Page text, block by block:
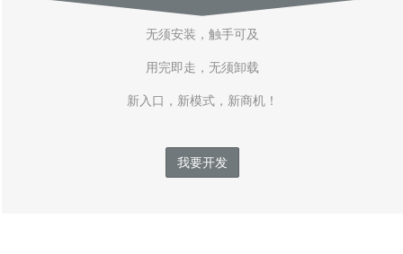
无须安装，触手可及
用完即走，无须卸载
新入口，新模式，新商机！
我要开发